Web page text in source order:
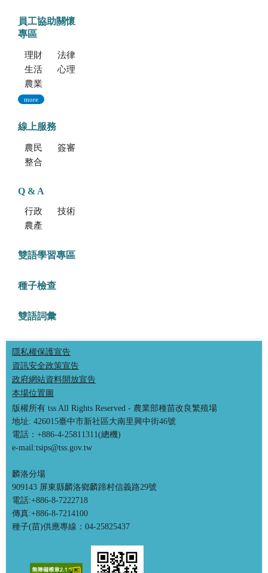
員工協助關懷
專區
理財資源
法律資源
生活健康資源
心理資源
農業部特約員工協助方案諮詢服務
more
線上服務
農民學院
簽審通關共同作業平台
整合型植物種苗檢測服務多元平台
Q & A
行政方面
技術方面
農產品食安專區
雙語學習專區
種子檢查
雙語詞彙
隱私權保護宣告
資訊安全政策宣告
政府網站資料開放宣告
本場位置圖
版權所有 tss All Rights Reserved - 農業部種苗改良繁殖場
地址: 426015臺中市新社區大南里興中街46號
電話：+886-4-25811311(總機)
e-mail:tsips@tss.gov.tw
麟洛分場
909143 屏東縣麟洛鄉麟蹄村信義路29號
電話:+886-8-7222718
傳真:+886-8-7214100
種子(苗)供應專線：04-25825437